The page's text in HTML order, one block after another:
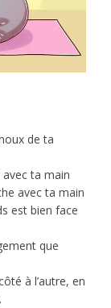
de ta
avec ta main
avec ta main
est bien face
que
à l’autre, en